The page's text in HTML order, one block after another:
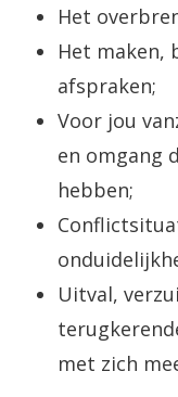
Het
Het maken,
afspraken;
Voor jou
en omgang
hebben;
Uitval,
met zich